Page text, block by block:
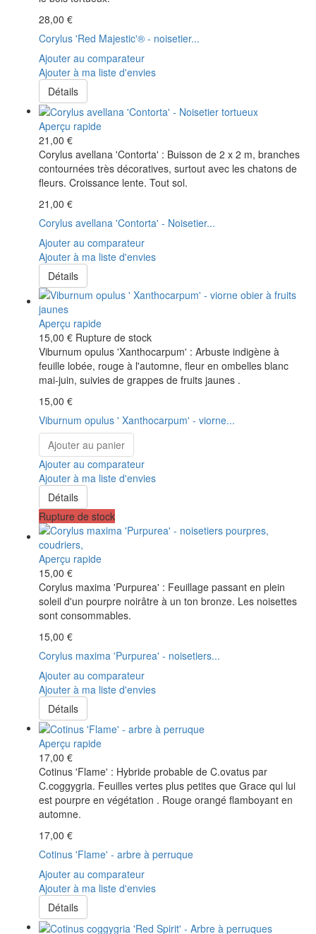
28,00 €
Corylus 'Red Majestic'® - noisetier...
Ajouter au comparateur
Ajouter à ma liste d'envies
Détails
Aperçu rapide
21,00 €
Corylus avellana 'Contorta' : Buisson de 2 x 2 m, branches
contournées très décoratives, surtout avec les chatons de
fleurs. Croissance lente. Tout sol.
21,00 €
Corylus avellana 'Contorta' - Noisetier...
Ajouter au comparateur
Ajouter à ma liste d'envies
Détails
Aperçu rapide
15,00 € Rupture de stock
Viburnum opulus 'Xanthocarpum' : Arbuste indigène à
feuille lobée, rouge à l'automne, fleur en ombelles blanc
mai-juin, suivies de grappes de fruits jaunes .
15,00 €
Viburnum opulus ' Xanthocarpum' - viorne...
Ajouter au panier
Ajouter au comparateur
Ajouter à ma liste d'envies
Détails
Rupture de stock
Aperçu rapide
15,00 €
Corylus maxima 'Purpurea' : Feuillage passant en plein
soleil d'un pourpre noirâtre à un ton bronze. Les noisettes
sont consommables.
15,00 €
Corylus maxima 'Purpurea' - noisetiers...
Ajouter au comparateur
Ajouter à ma liste d'envies
Détails
Aperçu rapide
17,00 €
Cotinus 'Flame' : Hybride probable de C.ovatus par
C.coggygria. Feuilles vertes plus petites que Grace qui lui
est pourpre en végétation . Rouge orangé flamboyant en
automne.
17,00 €
Cotinus 'Flame' - arbre à perruque
Ajouter au comparateur
Ajouter à ma liste d'envies
Détails